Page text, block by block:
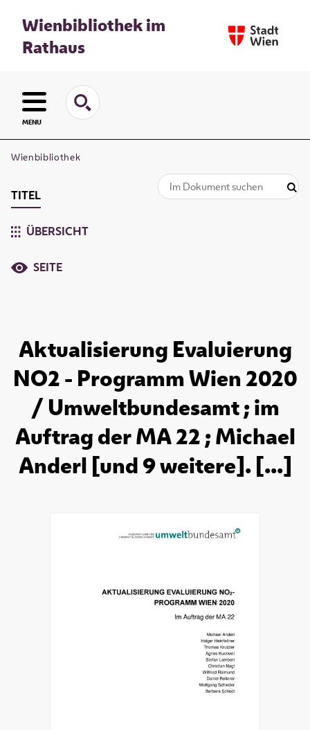
Wienbibliothek im
Rathaus
MENU
Wienbibliothek
TITEL
ÜBERSICHT
SEITE
Aktualisierung Evaluierung
NO2 - Programm Wien 2020
/ Umweltbundesamt ; im
Auftrag der MA 22 ; Michael
Anderl [und 9 weitere]. [...]